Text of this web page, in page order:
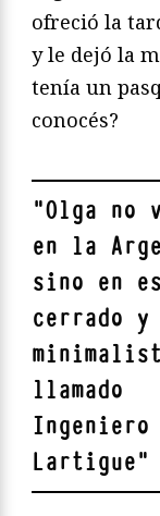
ofreció la
y le dejó la
tenía un
conocés?
"Olga no
en la
sino en
cerrado y
llamado
Ingeniero
Lartigue"